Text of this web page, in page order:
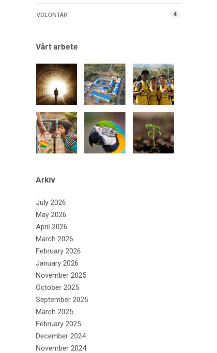
VOLONTÄR 4
Vårt arbete
Arkiv
July 2026
May 2026
April 2026
March 2026
February 2026
January 2026
November 2025
October 2025
September 2025
March 2025
February 2025
December 2024
November 2024